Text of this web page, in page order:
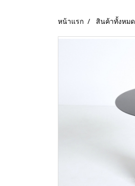
หน้าแรก สินค้าทั้งหมด